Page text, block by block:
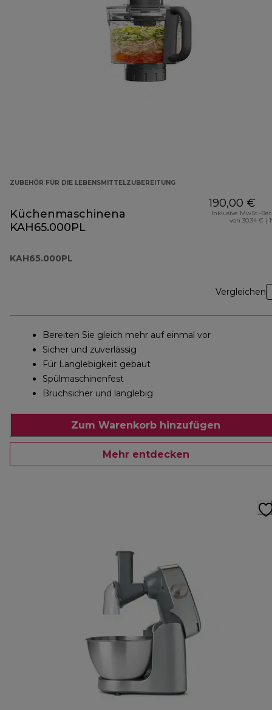
ZUBEHÖR FÜR DIE LEBENSMITTELZUBEREITUNG
Küchenmaschinenaufsatz
KAH65.000PL
KAH65.000PL
190,00 €
Inklusive MwSt.-
von 30,34 € (
Vergleichen
Bereiten Sie gleich mehr auf einmal vor
Sicher und zuverlässig
Für Langlebigkeit gebaut
Spülmaschinenfest
Bruchsicher und langlebig
Zum Warenkorb hinzufügen
Mehr entdecken